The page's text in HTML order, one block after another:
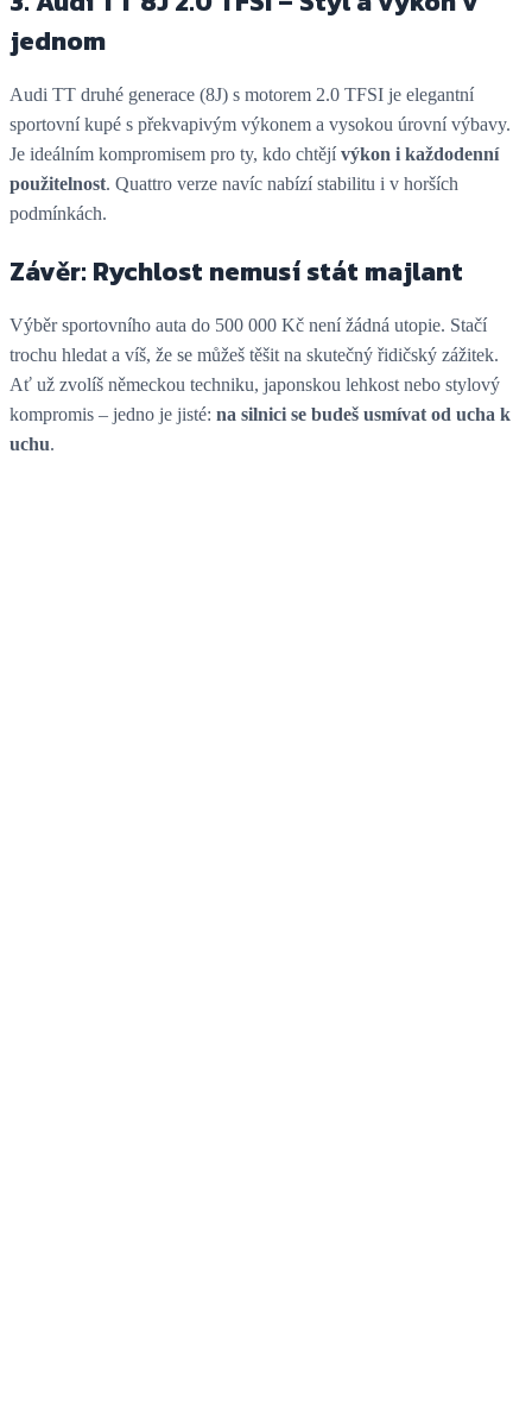
jednom
Audi TT druhé generace (8J) s motorem 2.0 TFSI je elegantní
sportovní kupé s překvapivým výkonem a vysokou úrovní výbavy.
Je ideálním kompromisem pro ty, kdo chtějívýkon i každodenní
použitelnost. Quattro verze navíc nabízí stabilitu i v horších
podmínkách.
Závěr: Rychlost nemusí stát majlant
Výběr sportovního auta do 500 000 Kč není žádná utopie. Stačí
trochu hledat a víš, že se můžeš těšit na skutečný řidičský zážitek.
Ať už zvolíš německou techniku, japonskou lehkost nebo stylový
kompromis – jedno je jisté: na silnici se budeš usmívat od ucha k
uchu.